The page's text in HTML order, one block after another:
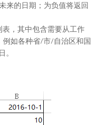
来的日期；为负值将返回
表，其中包含需要从工作
例如各种省/市/自治区和国
。